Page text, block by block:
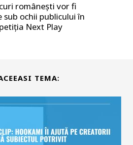
românești vor fi
sub ochii publicului în
Next Play
TEMA: